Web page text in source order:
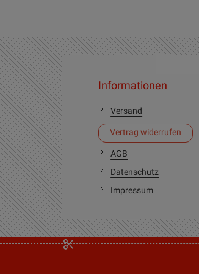
Informationen
Versand
Vertrag widerrufen
AGB
Datenschutz
Impressum